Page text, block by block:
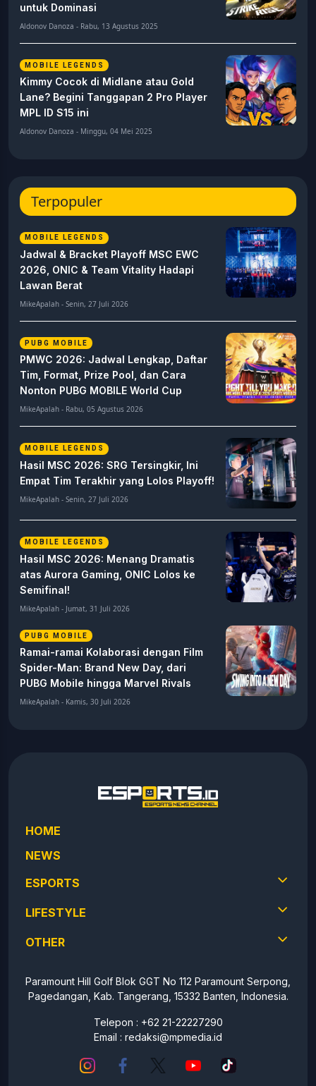
untuk Dominasi
Aldonov Danoza - Rabu, 13 Agustus 2025
MOBILE LEGENDS
Kimmy Cocok di Midlane atau Gold
Lane? Begini Tanggapan 2 Pro Player
MPL ID S15 ini
Aldonov Danoza - Minggu, 04 Mei 2025
Terpopuler
MOBILE LEGENDS
Jadwal & Bracket Playoff MSC EWC
2026, ONIC & Team Vitality Hadapi
Lawan Berat
MikeApalah - Senin, 27 Juli 2026
PUBG MOBILE
PMWC 2026: Jadwal Lengkap, Daftar
Tim, Format, Prize Pool, dan Cara
Nonton PUBG MOBILE World Cup
MikeApalah - Rabu, 05 Agustus 2026
MOBILE LEGENDS
Hasil MSC 2026: SRG Tersingkir, Ini
Empat Tim Terakhir yang Lolos Playoff!
MikeApalah - Senin, 27 Juli 2026
MOBILE LEGENDS
Hasil MSC 2026: Menang Dramatis
atas Aurora Gaming, ONIC Lolos ke
Semifinal!
MikeApalah - Jumat, 31 Juli 2026
PUBG MOBILE
Ramai-ramai Kolaborasi dengan Film
Spider-Man: Brand New Day, dari
PUBG Mobile hingga Marvel Rivals
MikeApalah - Kamis, 30 Juli 2026
HOME
NEWS
ESPORTS
LIFESTYLE
OTHER
Paramount Hill Golf Blok GGT No 112 Paramount Serpong,
Pagedangan, Kab. Tangerang, 15332 Banten, Indonesia.
Telepon : +62 21-22227290
Email : redaksi@mpmedia.id